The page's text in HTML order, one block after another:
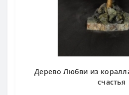
Дерево Любви из
счастья